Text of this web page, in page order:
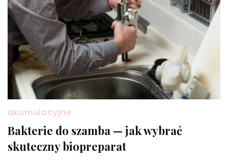
akumulacyjne
Bakterie do szamba — jak wybrać
skuteczny biopreparat